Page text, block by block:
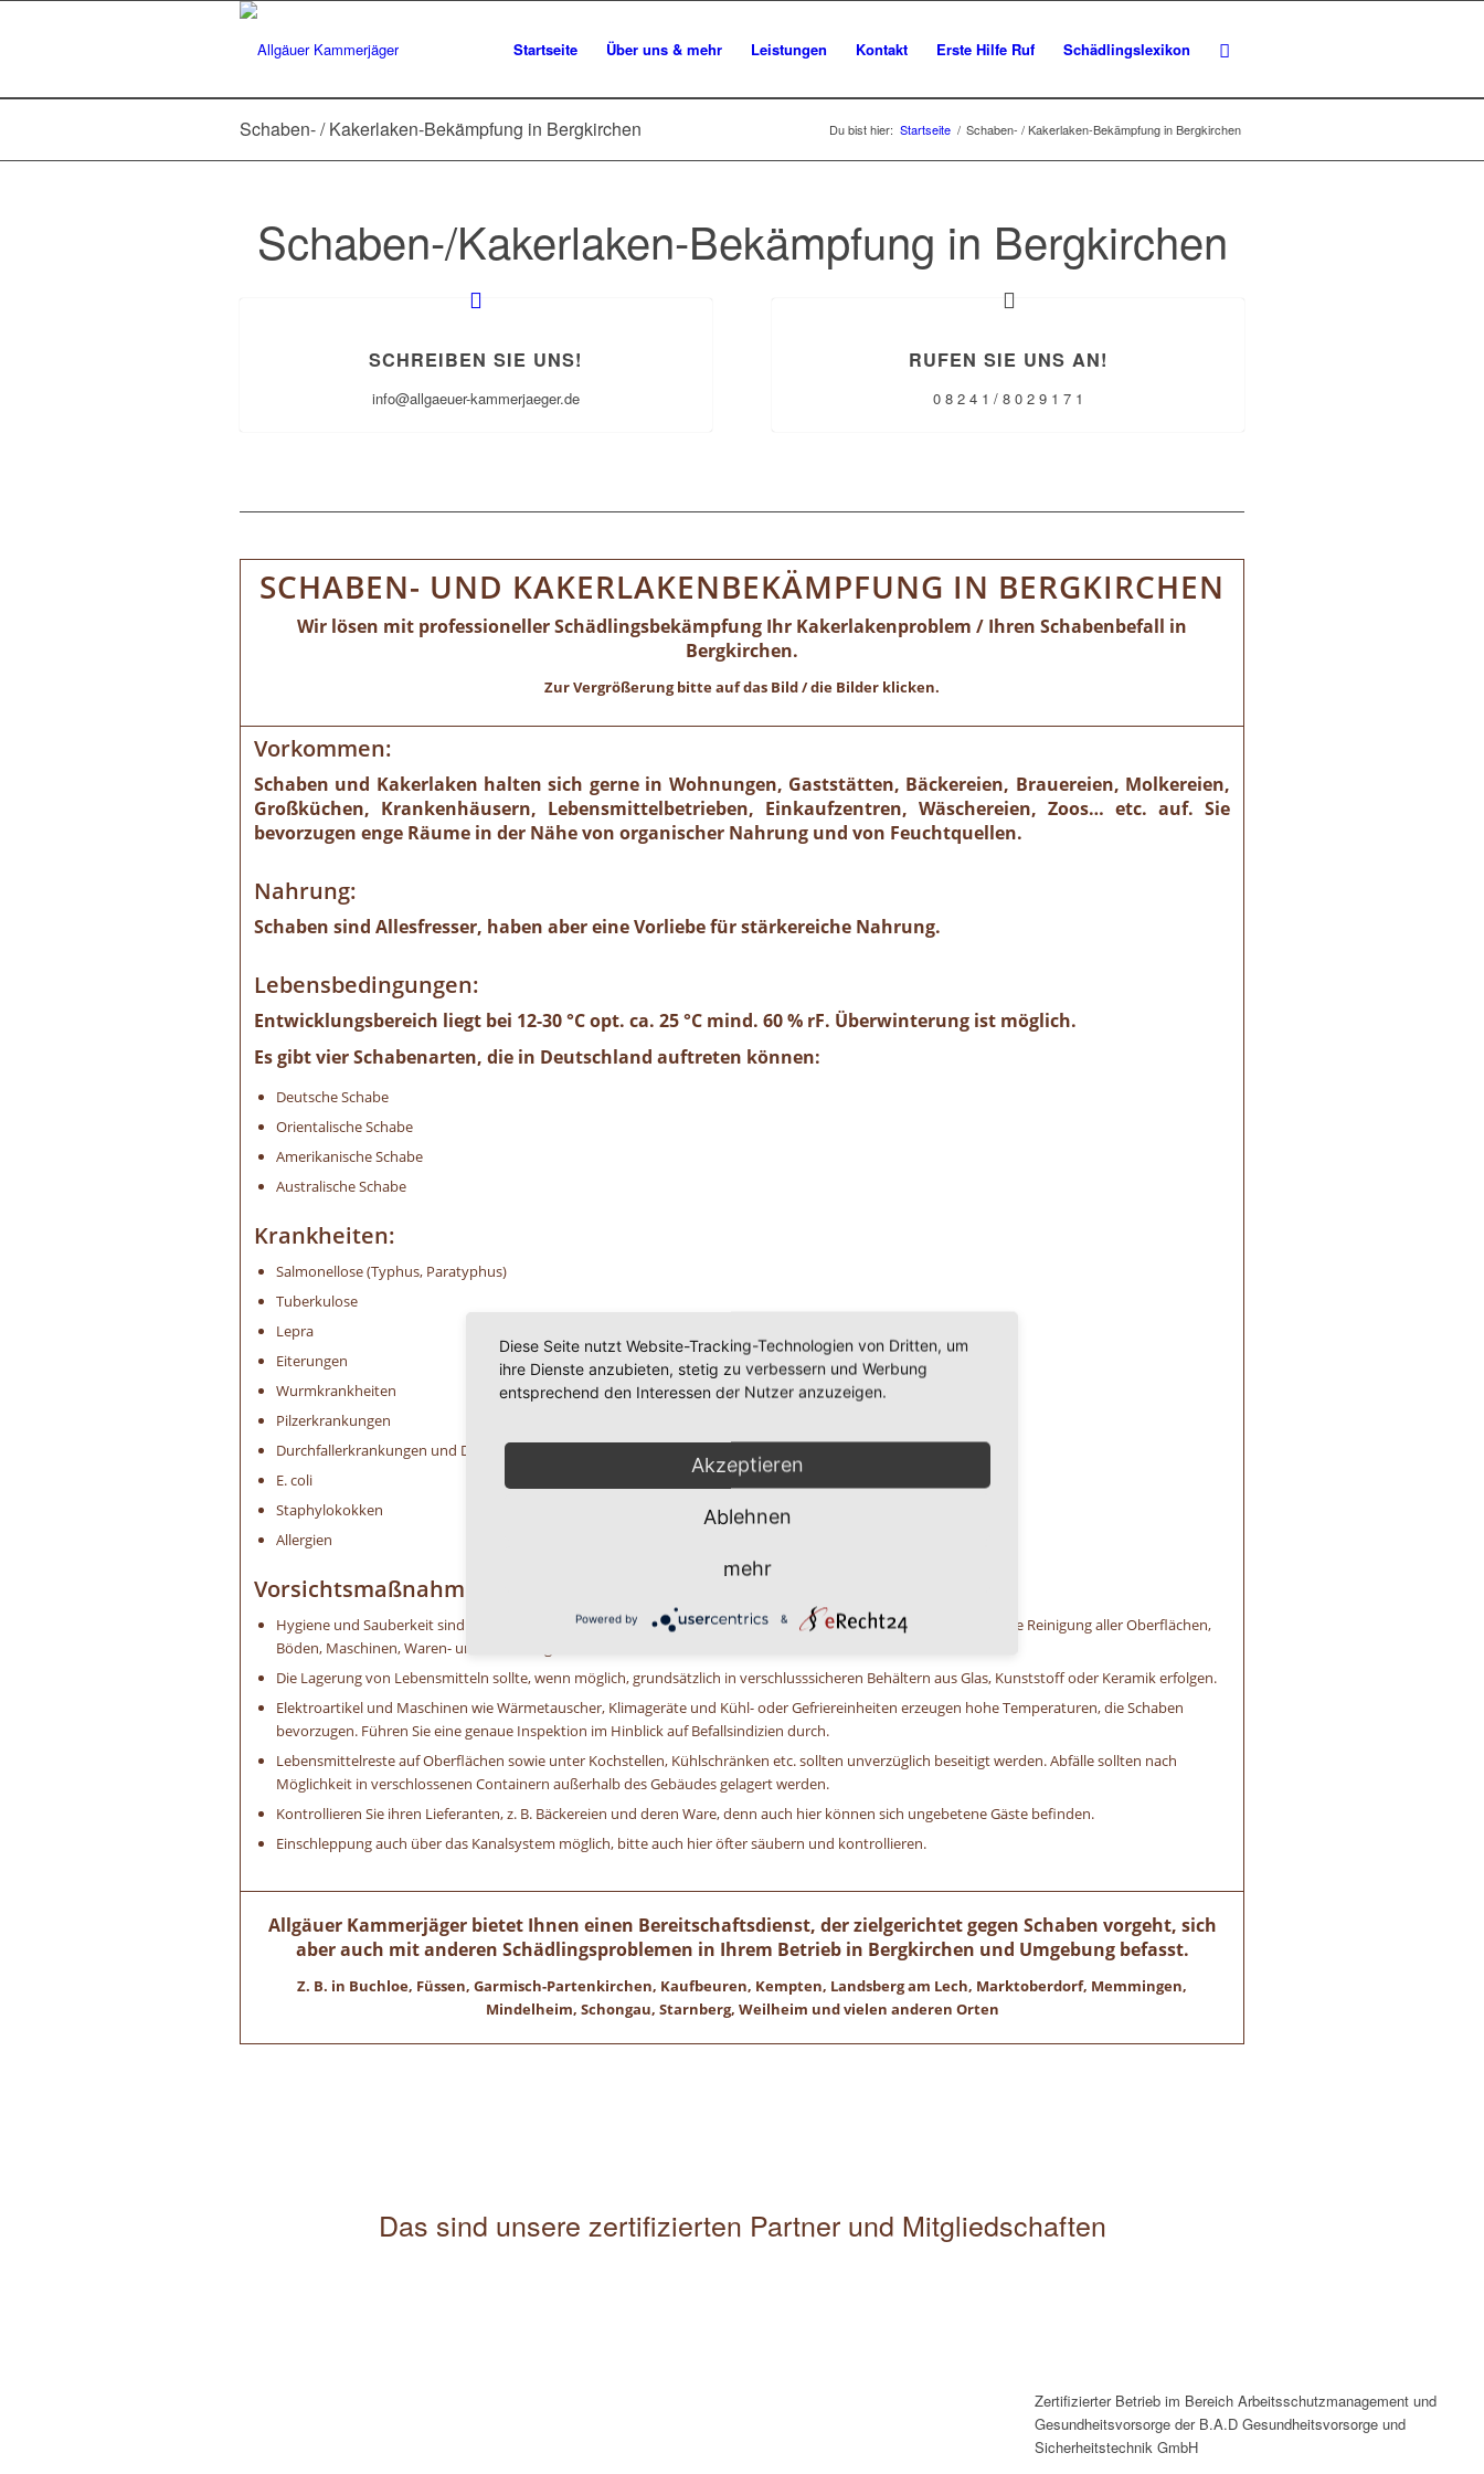
Startseite Über uns & mehr Leistungen Kontakt Erste Hilfe Ruf Schädlingslexikon
Schaben- / Kakerlaken-Bekämpfung in Bergkirchen Du bist hier: Startseite / Schaben- / Kakerlaken-Bekämpfung in Bergkirchen
Schaben-/Kakerlaken-Bekämpfung in Bergkirchen
SCHREIBEN SIE UNS!
info@allgaeuer-kammerjaeger.de
RUFEN SIE UNS AN!
0 8 2 4 1 / 8 0 2 9 1 7 1
SCHABEN- UND KAKERLAKENBEKÄMPFUNG IN BERGKIRCHEN
Wir lösen mit professioneller Schädlingsbekämpfung Ihr Kakerlakenproblem / Ihren Schabenbefall in
Bergkirchen.
Zur Vergrößerung bitte auf das Bild / die Bilder klicken.
Vorkommen:
Schaben und Kakerlaken halten sich gerne in Wohnungen, Gaststätten, Bäckereien, Brauereien, Molkereien,
Großküchen, Krankenhäusern, Lebensmittelbetrieben, Einkaufzentren, Wäschereien, Zoos… etc. auf. Sie
bevorzugen enge Räume in der Nähe von organischer Nahrung und von Feuchtquellen.
Nahrung:
Schaben sind Allesfresser, haben aber eine Vorliebe für stärkereiche Nahrung.
Lebensbedingungen:
Entwicklungsbereich liegt bei 12-30 °C opt. ca. 25 °C mind. 60 % rF. Überwinterung ist möglich.
Es gibt vier Schabenarten, die in Deutschland auftreten können:
Deutsche Schabe
Orientalische Schabe
Amerikanische Schabe
Australische Schabe
Krankheiten:
Salmonellose (Typhus, Paratyphus)
Tuberkulose
Lepra
Eiterungen
Wurmkrankheiten
Pilzerkrankungen
Durchfallerkrankungen und Dickdarmkatharr
E. coli
Staphylokokken
Allergien
Vorsichtsmaßnahmen zur Befallsverhinderung:
Hygiene und Sauberkeit sind das oberste Gebot aller vorbeugenden Maßnahmen gegen Schaben. Die regelmäßige Reinigung aller Oberflächen,
Böden, Maschinen, Waren- und Vorratslagern sind sehr hilfreich.
Die Lagerung von Lebensmitteln sollte, wenn möglich, grundsätzlich in verschlusssicheren Behältern aus Glas, Kunststoff oder Keramik erfolgen.
Elektroartikel und Maschinen wie Wärmetauscher, Klimageräte und Kühl- oder Gefriereinheiten erzeugen hohe Temperaturen, die Schaben
bevorzugen. Führen Sie eine genaue Inspektion im Hinblick auf Befallsindizien durch.
Lebensmittelreste auf Oberflächen sowie unter Kochstellen, Kühlschränken etc. sollten unverzüglich beseitigt werden. Abfälle sollten nach
Möglichkeit in verschlossenen Containern außerhalb des Gebäudes gelagert werden.
Kontrollieren Sie ihren Lieferanten, z. B. Bäckereien und deren Ware, denn auch hier können sich ungebetene Gäste befinden.
Einschleppung auch über das Kanalsystem möglich, bitte auch hier öfter säubern und kontrollieren.
Allgäuer Kammerjäger bietet Ihnen einen Bereitschaftsdienst, der zielgerichtet gegen Schaben vorgeht, sich
aber auch mit anderen Schädlingsproblemen in Ihrem Betrieb in Bergkirchen und Umgebung befasst.
Z. B. in Buchloe, Füssen, Garmisch-Partenkirchen, Kaufbeuren, Kempten, Landsberg am Lech, Marktoberdorf, Memmingen,
Mindelheim, Schongau, Starnberg, Weilheim und vielen anderen Orten
Das sind unsere zertifizierten Partner und Mitgliedschaften
Zertifizierter Betrieb im Bereich Arbeitsschutzmanagement und
Gesundheitsvorsorge der B.A.D Gesundheitsvorsorge und
Sicherheitstechnik GmbH
Diese Seite nutzt Website-Tracking-Technologien von Dritten, um
ihre Dienste anzubieten, stetig zu verbessern und Werbung
entsprechend den Interessen der Nutzer anzuzeigen.
Akzeptieren
Ablehnen
mehr
Powered by &